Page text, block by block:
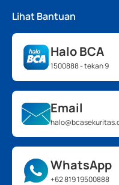
Lihat Bantuan
Halo BCA
1500888 - tekan 9
Email
WhatsApp
+62 819 19500888